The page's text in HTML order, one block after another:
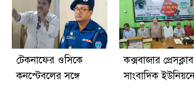
টেকনাফের ওসিকে
কনস্টেবলের সঙ্গে
কক্সবাজার
সাংবাদিক